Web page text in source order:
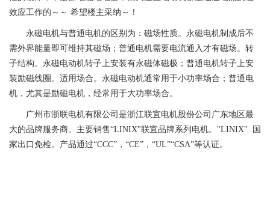
效应工作的～～ 希望楼主采纳～！
永磁电机与普通电机的区别为：磁场性质。永磁电机制成后不
需外界能量即可维持其磁场；普通电机需要电流通入才有磁场。转
子结构。永磁电动机转子上安装有永磁体磁极；普通电机转子上安
装励磁线圈。适用场合。永磁电动机通常用于小功率场合；普通电
机，尤其是励磁电机，经常用于大功率场合。
广州市浙联电机有限公司是浙江联宜电机股份公司广东地区最
大的品牌服务商。主要销售“LINIX"联宜品牌系列电机。"LINIX" 国
家出口免检。产品通过“CCC”，“CE”，“UL”“CSA”等认证。